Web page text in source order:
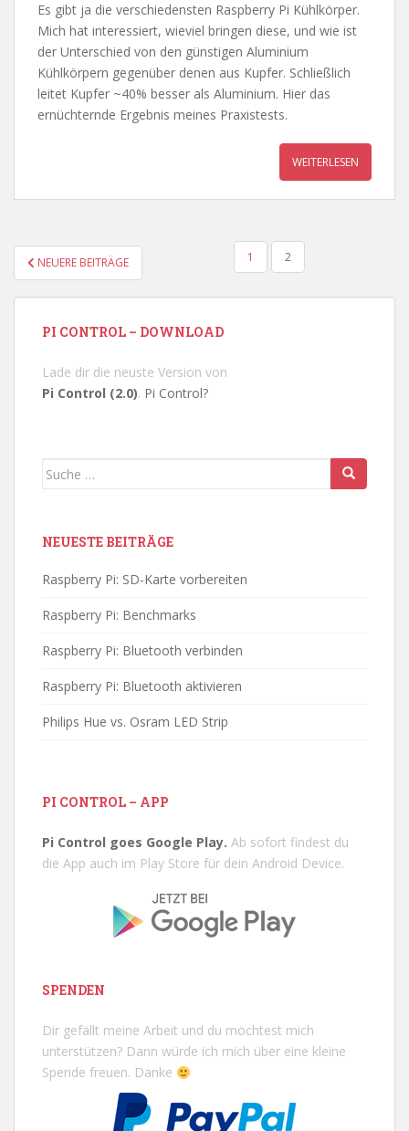
Es gibt ja die verschiedensten Raspberry Pi Kühlkörper.
Mich hat interessiert, wieviel bringen diese, und wie ist
der Unterschied von den günstigen Aluminium
Kühlkörpern gegenüber denen aus Kupfer. Schließlich
leitet Kupfer ~40% besser als Aluminium. Hier das
ernüchternde Ergebnis meines Praxistests.
WEITERLESEN
SEITENNUMMERIERUNG
DER
BEITRÄGE
NEUERE BEITRÄGE 1 2
PI CONTROL – DOWNLOAD
Lade dir die neuste Version von
Pi Control (2.0). Pi Control?
Suche
NEUESTE BEITRÄGE
Raspberry Pi: SD-Karte vorbereiten
Raspberry Pi: Benchmarks
Raspberry Pi: Bluetooth verbinden
Raspberry Pi: Bluetooth aktivieren
Philips Hue vs. Osram LED Strip
PI CONTROL – APP
Pi Control goes Google Play. Ab sofort findest du
die App auch im Play Store für dein Android Device.
SPENDEN
Dir gefällt meine Arbeit und du möchtest mich
unterstützen? Dann würde ich mich über eine kleine
Spende freuen. Danke